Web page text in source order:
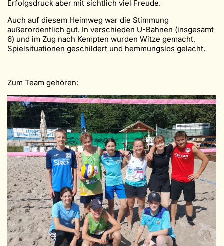
Erfolgsdruck aber mit sichtlich viel Freude.
Auch auf diesem Heimweg war die Stimmung
außerordentlich gut. In verschieden U-Bahnen (insgesamt
6) und im Zug nach Kempten wurden Witze gemacht,
Spielsituationen geschildert und hemmungslos gelacht.
Zum Team gehören: